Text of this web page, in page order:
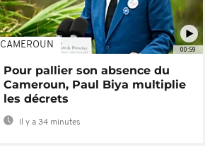
00:59
CAMEROUN
Pour pallier son absence du
Cameroun, Paul Biya multiplie
les décrets
Il y a 34 minutes